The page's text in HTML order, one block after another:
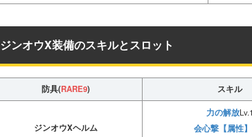
ジンオウX装備のスキルとスロット
防具(RARE9) スキル
ジンオウXヘルム
力の解放
会心撃【属性】